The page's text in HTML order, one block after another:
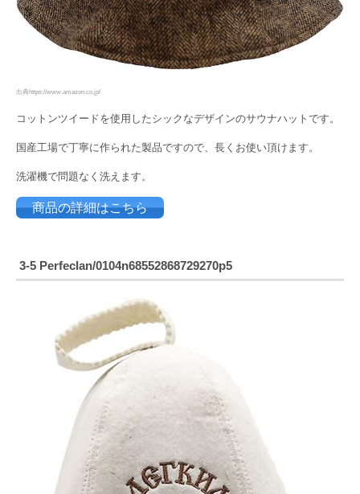
出典https://www.amazon.co.jp/
コットンツイードを使用したシックなデザインのサウナハットです。
国産工場で丁寧に作られた製品ですので、長くお使い頂けます。
洗濯機で問題なく洗えます。
商品の詳細はこちら
3-5 Perfeclan/0104n68552868729270p5